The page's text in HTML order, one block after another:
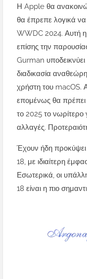
Η Apple θα
θα έπρεπε λογικά να
WWDC 2024. Αυτή
επίσης την
Gurman υποδεικνύει
διαδικασία
χρήστη του macOS.
επομένως θα πρέπει
το 2025 το νωρίτερο
αλλαγές.
Έχουν ήδη προκύψει
18, με ιδιαίτερη
Εσωτερικά, οι
18 είναι η πιο